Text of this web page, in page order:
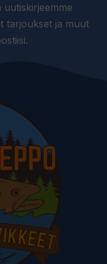
uutiskirjeemme
tarjoukset ja muut